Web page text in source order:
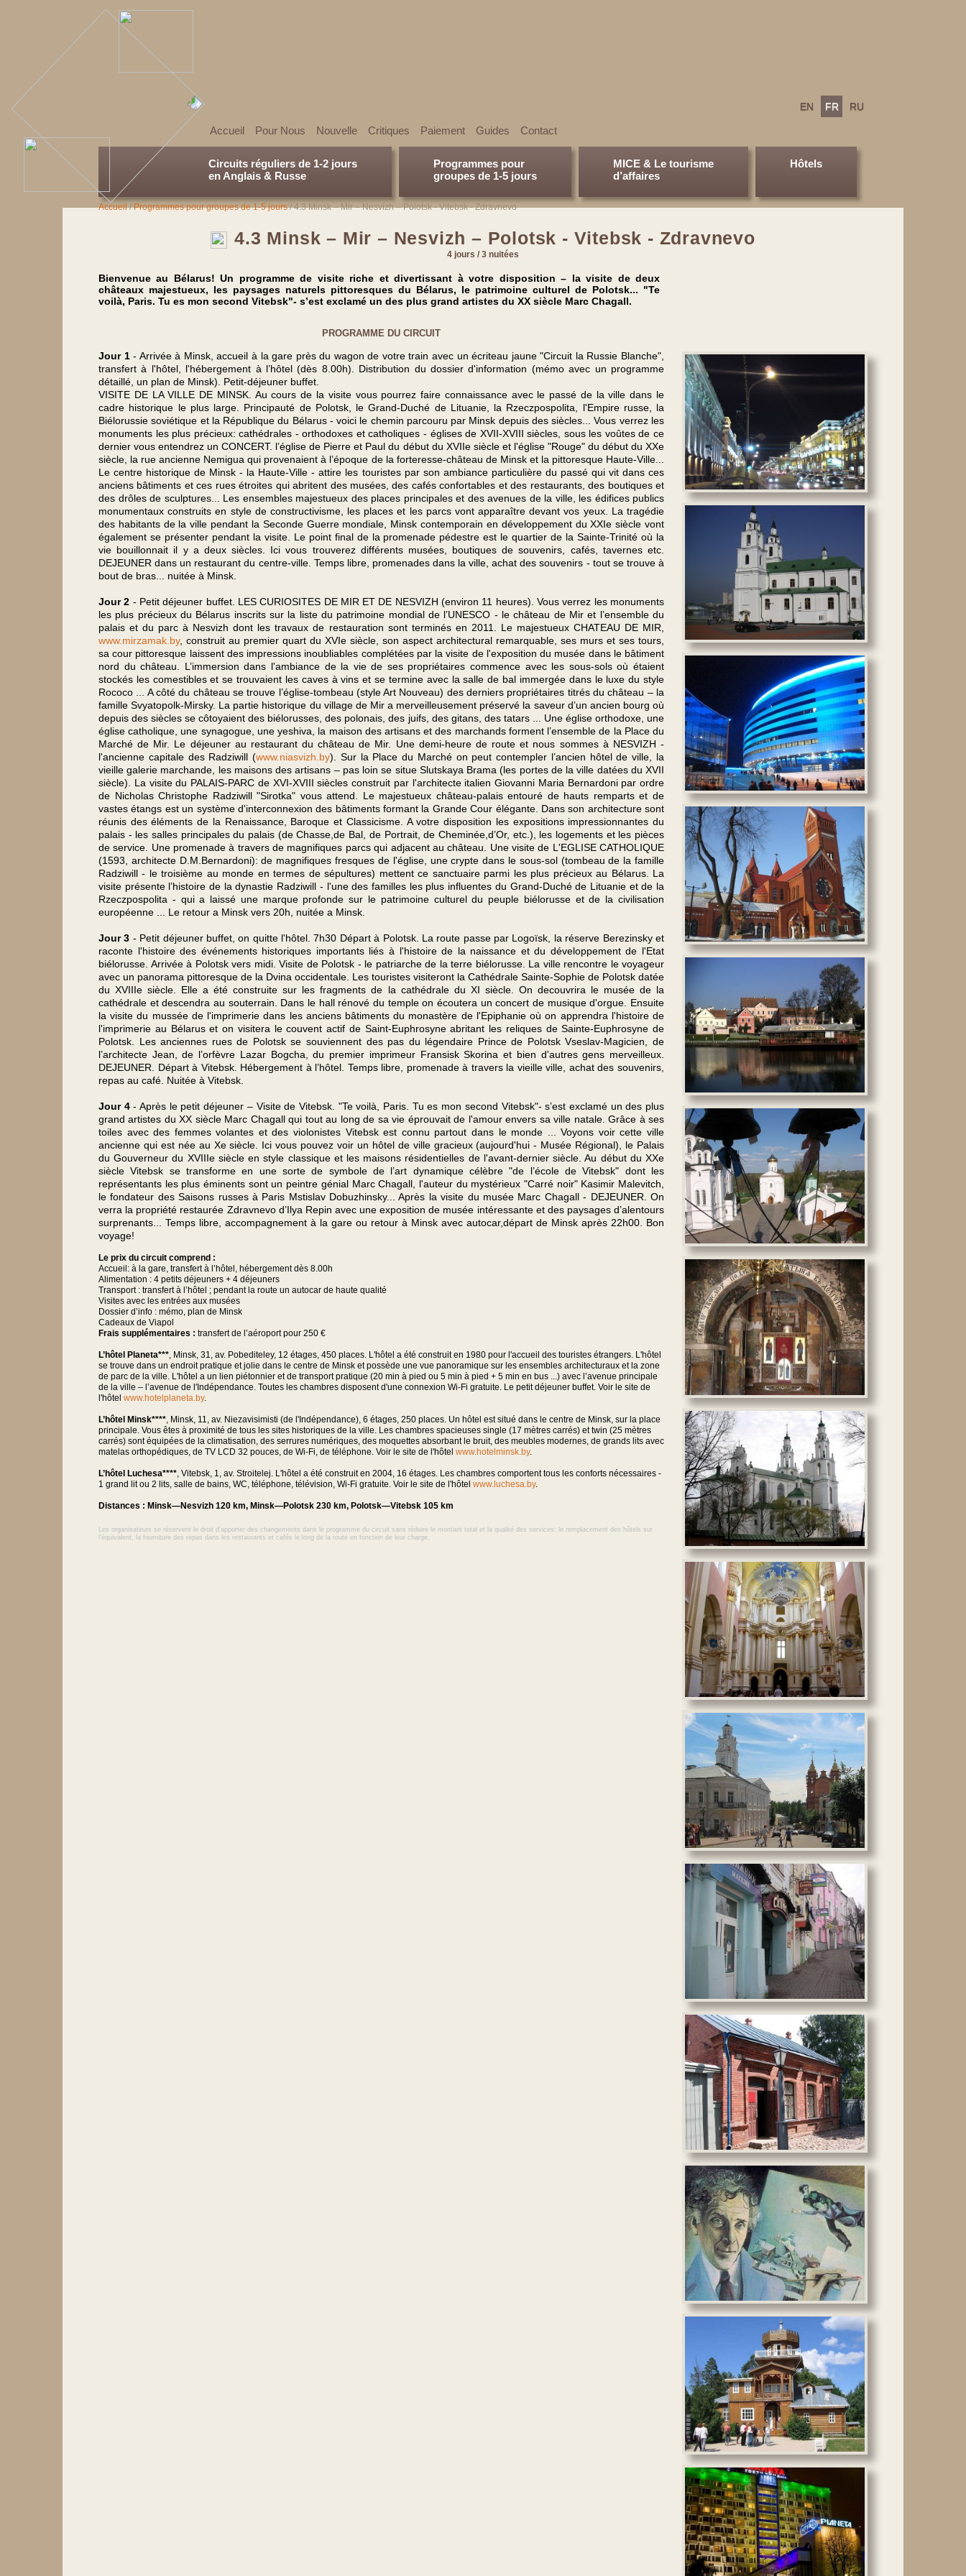
EN FR RU
Accueil Pour Nous Nouvelle Сritiques Paiement Guides Contact
Circuits réguliers de 1-2 jours
en Anglais & Russe
Programmes pour
groupes de 1-5 jours
MICE & Le tourisme
d’affaires
Hôtels
Accueil/Programmes pour groupes de 1-5 jours/4.3 Minsk – Mir – Nesvizh – Polotsk - Vitebsk - Zdravnevo
4.3 Minsk – Mir – Nesvizh – Polotsk - Vitebsk - Zdravnevo
4 jours / 3 nuitées
Bienvenue au Bélarus! Un programme de visite riche et divertissant à votre disposition – la visite de deux
châteaux majestueux, les paysages naturels pittoresques du Bélarus, le patrimoine culturel de Polotsk... "Te
voilà, Paris. Tu es mon second Vitebsk"- s’est exclamé un des plus grand artistes du XX siècle Marc Chagall.
PROGRAMME DU CIRCUIT
Jour 1- Arrivée à Minsk, accueil à la gare près du wagon de votre train avec un écriteau jaune "Circuit la Russie Blanche",
transfert à l'hôtel, l'hébergement à l’hôtel (dès 8.00h). Distribution du dossier d'information (mémo avec un programme
détaillé, un plan de Minsk). Petit-déjeuner buffet.
VISITE DE LA VILLE DE MINSK. Au cours de la visite vous pourrez faire connaissance avec le passé de la ville dans le
cadre historique le plus large. Principauté de Polotsk, le Grand-Duché de Lituanie, la Rzeczpospolita, l'Empire russe, la
Biélorussie soviétique et la République du Bélarus - voici le chemin parcouru par Minsk depuis des siècles... Vous verrez les
monuments les plus précieux: cathédrales - orthodoxes et catholiques - églises de XVII-XVIII siècles, sous les voûtes de ce
dernier vous entendrez un CONCERT. l’église de Pierre et Paul du début du XVIIe siècle et l'église "Rouge" du début du XXe
siècle, la rue ancienne Nemigua qui provenaient à l’époque de la forteresse-château de Minsk et la pittoresque Haute-Ville...
Le centre historique de Minsk - la Haute-Ville - attire les touristes par son ambiance particulière du passé qui vit dans ces
anciens bâtiments et ces rues étroites qui abritent des musées, des cafés confortables et des restaurants, des boutiques et
des drôles de sculptures... Les ensembles majestueux des places principales et des avenues de la ville, les édifices publics
monumentaux construits en style de constructivisme, les places et les parcs vont apparaître devant vos yeux. La tragédie
des habitants de la ville pendant la Seconde Guerre mondiale, Minsk contemporain en développement du XXIe siècle vont
également se présenter pendant la visite. Le point final de la promenade pédestre est le quartier de la Sainte-Trinité où la
vie bouillonnait il y a deux siècles. Ici vous trouverez différents musées, boutiques de souvenirs, cafés, tavernes etc.
DEJEUNER dans un restaurant du centre-ville. Temps libre, promenades dans la ville, achat des souvenirs - tout se trouve à
bout de bras... nuitée à Minsk.
Jour 2 - Petit déjeuner buffet. LES CURIOSITES DE MIR ET DE NESVIZH (environ 11 heures). Vous verrez les monuments
les plus précieux du Bélarus inscrits sur la liste du patrimoine mondial de l’UNESCO - le château de Mir et l’ensemble du
palais et du parc à Nesvizh dont les travaux de restauration sont terminés en 2011. Le majestueux CHATEAU DE MIR,
www.mirzamak.by, construit au premier quart du XVIe siècle, son aspect architectural remarquable, ses murs et ses tours,
sa cour pittoresque laissent des impressions inoubliables complétées par la visite de l'exposition du musée dans le bâtiment
nord du château. L’immersion dans l'ambiance de la vie de ses propriétaires commence avec les sous-sols où étaient
stockés les comestibles et se trouvaient les caves à vins et se termine avec la salle de bal immergée dans le luxe du style
Rococo ... A côté du château se trouve l’église-tombeau (style Art Nouveau) des derniers propriétaires titrés du château – la
famille Svyatopolk-Mirsky. La partie historique du village de Mir a merveilleusement préservé la saveur d’un ancien bourg où
depuis des siècles se côtoyaient des biélorusses, des polonais, des juifs, des gitans, des tatars ... Une église orthodoxe, une
église catholique, une synagogue, une yeshiva, la maison des artisans et des marchands forment l’ensemble de la Place du
Marché de Mir. Le déjeuner au restaurant du château de Mir. Une demi-heure de route et nous sommes à NESVIZH -
l'ancienne capitale des Radziwill (www.niasvizh.by). Sur la Place du Marché on peut contempler l’ancien hôtel de ville, la
vieille galerie marchande, les maisons des artisans – pas loin se situe Slutskaya Brama (les portes de la ville datées du XVII
siècle). La visite du PALAIS-PARC de XVI-XVIII siècles construit par l'architecte italien Giovanni Maria Bernardoni par ordre
de Nicholas Christophe Radziwill "Sirotka" vous attend. Le majestueux château-palais entouré de hauts remparts et de
vastes étangs est un système d'interconnexion des bâtiments formant la Grande Cour élégante. Dans son architecture sont
réunis des éléments de la Renaissance, Baroque et Classicisme. A votre disposition les expositions impressionnantes du
palais - les salles principales du palais (de Chasse,de Bal, de Portrait, de Cheminée,d’Or, etc.), les logements et les pièces
de service. Une promenade à travers de magnifiques parcs qui adjacent au château. Une visite de L'EGLISE CATHOLIQUE
(1593, architecte D.M.Bernardoni): de magnifiques fresques de l'église, une crypte dans le sous-sol (tombeau de la famille
Radziwill - le troisième au monde en termes de sépultures) mettent ce sanctuaire parmi les plus précieux au Bélarus. La
visite présente l’histoire de la dynastie Radziwill - l'une des familles les plus influentes du Grand-Duché de Lituanie et de la
Rzeczpospolita - qui a laissé une marque profonde sur le patrimoine culturel du peuple biélorusse et de la civilisation
européenne ... Le retour a Minsk vers 20h, nuitée a Minsk.
Jour 3 - Petit déjeuner buffet, on quitte l'hôtel. 7h30 Départ à Polotsk. La route passe par Logoïsk, la réserve Berezinsky et
raconte l'histoire des événements historiques importants liés à l'histoire de la naissance et du développement de l'Etat
biélorusse. Arrivée à Polotsk vers midi. Visite de Polotsk - le patriarche de la terre biélorusse. La ville rencontre le voyageur
avec un panorama pittoresque de la Dvina occidentale. Les touristes visiteront la Cathédrale Sainte-Sophie de Polotsk datée
du XVIIIe siècle. Elle a été construite sur les fragments de la cathédrale du XI siècle. On decouvrira le musée de la
cathédrale et descendra au souterrain. Dans le hall rénové du temple on écoutera un concert de musique d'orgue. Ensuite
la visite du mussée de l'imprimerie dans les anciens bâtiments du monastère de l'Epiphanie où on apprendra l'histoire de
l'imprimerie au Bélarus et on visitera le couvent actif de Saint-Euphrosyne abritant les reliques de Sainte-Euphrosyne de
Polotsk. Les anciennes rues de Polotsk se souviennent des pas du légendaire Prince de Polotsk Vseslav-Magicien, de
l’architecte Jean, de l’orfèvre Lazar Bogcha, du premier imprimeur Fransisk Skorina et bien d'autres gens merveilleux.
DEJEUNER. Départ à Vitebsk. Hébergement à l’hôtel. Temps libre, promenade à travers la vieille ville, achat des souvenirs,
repas au café. Nuitée à Vitebsk.
Jour 4- Après le petit déjeuner – Visite de Vitebsk. "Te voilà, Paris. Tu es mon second Vitebsk"- s’est exclamé un des plus
grand artistes du XX siècle Marc Chagall qui tout au long de sa vie éprouvait de l'amour envers sa ville natale. Grâce à ses
toiles avec des femmes volantes et des violonistes Vitebsk est connu partout dans le monde ... Voyons voir cette ville
ancienne qui est née au Xe siècle. Ici vous pouvez voir un hôtel de ville gracieux (aujourd'hui - Musée Régional), le Palais
du Gouverneur du XVIIIe siècle en style classique et les maisons résidentielles de l'avant-dernier siècle. Au début du XXe
siècle Vitebsk se transforme en une sorte de symbole de l’art dynamique célèbre "de l’école de Vitebsk" dont les
représentants les plus éminents sont un peintre génial Marc Chagall, l'auteur du mystérieux "Carré noir" Kasimir Malevitch,
le fondateur des Saisons russes à Paris Mstislav Dobuzhinsky... Après la visite du musée Marc Chagall - DEJEUNER. On
verra la propriété restaurée Zdravnevo d’Ilya Repin avec une exposition de musée intéressante et des paysages d’alentours
surprenants... Temps libre, accompagnement à la gare ou retour à Minsk avec autocar,départ de Minsk après 22h00. Bon
voyage!
Le prix du circuit comprend :
Accueil: à la gare, transfert à l’hôtel, hébergement dès 8.00h
Alimentation : 4 petits déjeuners + 4 déjeuners
Transport : transfert à l’hôtel ; pendant la route un autocar de haute qualité
Visites avec les entrées aux musées
Dossier d’info : mémo, plan de Minsk
Cadeaux de Viapol
Frais supplémentaires : transfert de l’aéroport pour 250 €
L’hôtel Planeta***, Minsk, 31, av. Pobediteley, 12 étages, 450 places. L'hôtel a été construit en 1980 pour l'accueil des touristes étrangers. L'hôtel
se trouve dans un endroit pratique et jolie dans le centre de Minsk et possède une vue panoramique sur les ensembles architecturaux et la zone
de parc de la ville. L'hôtel a un lien piétonnier et de transport pratique (20 min à pied ou 5 min à pied + 5 min en bus ...) avec l’avenue principale
de la ville – l’avenue de l'Indépendance. Toutes les chambres disposent d'une connexion Wi-Fi gratuite. Le petit déjeuner buffet. Voir le site de
l'hôtel www.hotelplaneta.by.
L’hôtel Minsk****, Minsk, 11, av. Niezavisimisti (de l'Indépendance), 6 étages, 250 places. Un hôtel est situé dans le centre de Minsk, sur la place
principale. Vous êtes à proximité de tous les sites historiques de la ville. Les chambres spacieuses single (17 mètres carrés) et twin (25 mètres
carrés) sont équipées de la climatisation, des serrures numériques, des moquettes absorbant le bruit, des meubles modernes, de grands lits avec
matelas orthopédiques, de TV LCD 32 pouces, de Wi-Fi, de téléphone. Voir le site de l'hôtel www.hotelminsk.by.
L’hôtel Luchesa****, Vitebsk, 1, av. Stroitelej. L'hôtel a été construit en 2004, 16 étages. Les chambres comportent tous les conforts nécessaires -
1 grand lit ou 2 lits, salle de bains, WC, téléphone, télévision, Wi-Fi gratuite. Voir le site de l'hôtel www.luchesa.by.
Distances : Minsk—Nesvizh 120 km, Minsk—Polotsk 230 km, Polotsk—Vitebsk 105 km
Les organisateurs se réservent le droit d'apporter des changements dans le programme du circuit sans réduire le montant total et la qualité des services: le remplacement des hôtels sur
l'équivalent, la fourniture des repas dans les restaurants et cafés le long de la route en fonction de leur charge.